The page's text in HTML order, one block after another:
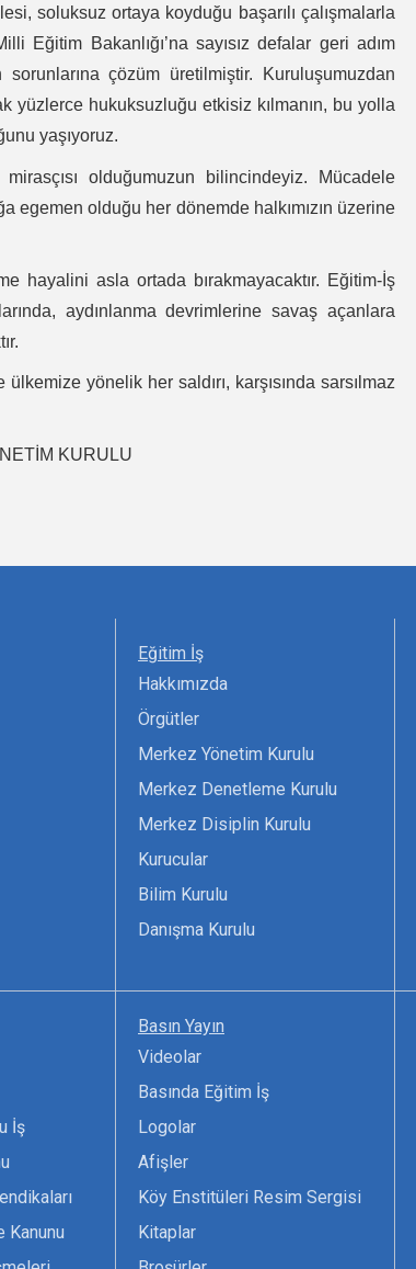
soluksuz ortaya koyduğu başarılı çalışmalarla
Eğitim Bakanlığı’na sayısız defalar geri adım
çözüm üretilmiştir. Kuruluşumuzdan
hukuksuzluğu etkisiz kılmanın, bu yolla
yaşıyoruz.
olduğumuzun bilincindeyiz. Mücadele
egemen olduğu her dönemde halkımızın üzerine
hayalini asla ortada bırakmayacaktır. Eğitim-İş
aydınlanma devrimlerine savaş açanlara
yönelik her saldırı, karşısında sarsılmaz
Eğitim İş
Hakkımızda
Örgütler
Merkez Yönetim Kurulu
Merkez Denetleme Kurulu
Merkez Disiplin Kurulu
Kurucular
Bilim Kurulu
Danışma Kurulu
İş
Kanunu
Basın Yayın
Videolar
Basında Eğitim İş
Logolar
Afişler
Köy Enstitüleri Resim Sergisi
Kitaplar